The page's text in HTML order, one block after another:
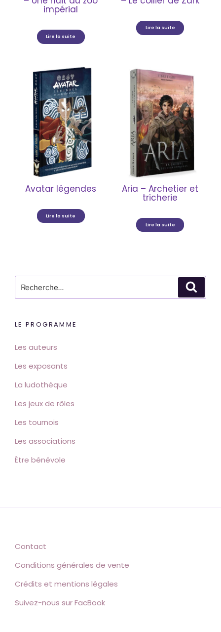
impérial
Lire la suite
Lire la suite
Avatar légendes
Lire la suite
Aria – Archetier et
tricherie
Lire la suite
pour
LE PROGRAMME
Les auteurs
Les exposants
La ludothèque
Les jeux de rôles
Les tournois
Les associations
Être bénévole
Contact
Conditions générales de vente
Crédits et mentions légales
Suivez-nous sur FacBook